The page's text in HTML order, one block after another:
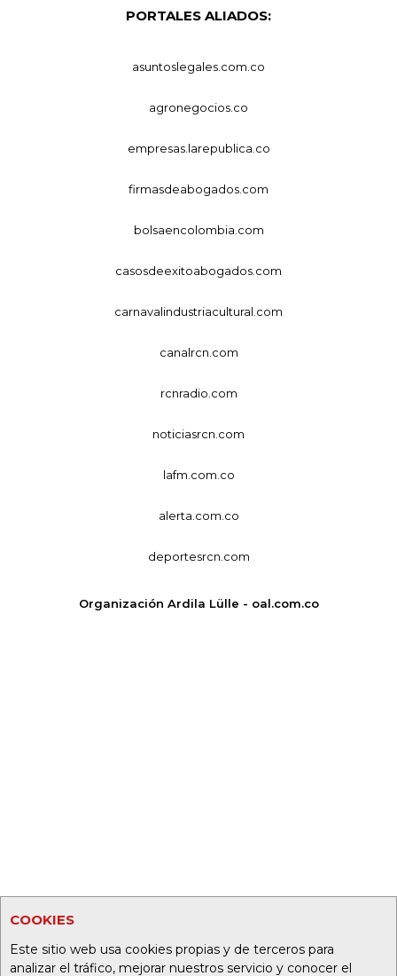
COOKIES
Este sitio web usa cookies propias y de terceros para
analizar el tráfico, mejorar nuestros servicio y conocer el
PORTALES ALIADOS:
asuntoslegales.com.co
agronegocios.co
empresas.larepublica.co
firmasdeabogados.com
bolsaencolombia.com
casosdeexitoabogados.com
carnavalindustriacultural.com
canalrcn.com
rcnradio.com
noticiasrcn.com
lafm.com.co
alerta.com.co
deportesrcn.com
Organización Ardila Lülle - oal.com.co